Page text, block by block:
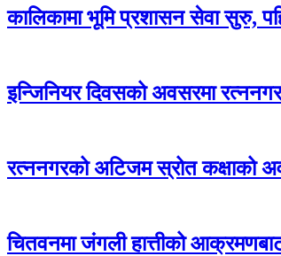
कालिकामा भूमि प्रशासन सेवा सुरु,
इन्जिनियर दिवसको अवसरमा
रत्ननगरको अटिजम स्रोत कक्षाको
चितवनमा जंगली हात्तीको